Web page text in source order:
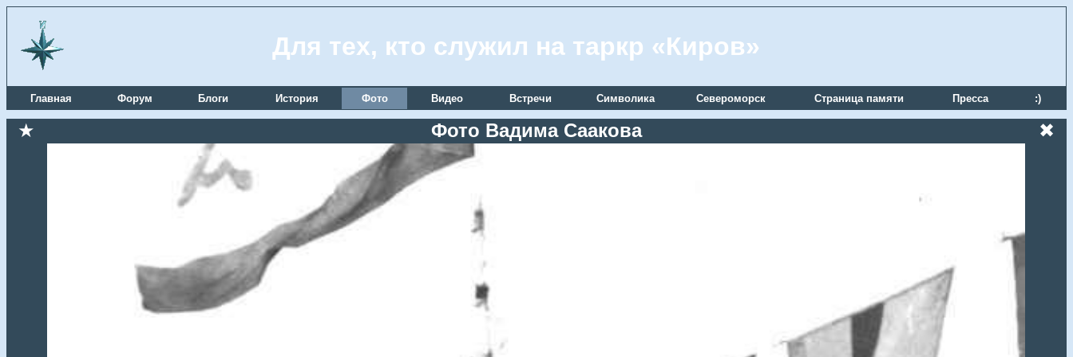
Для тех, кто служил на таркр «Киров»
Главная Форум Блоги История Фото Видео Встречи Символика Североморск Страница памяти Пресса :)
★ Фото Вадима Саакова ✖